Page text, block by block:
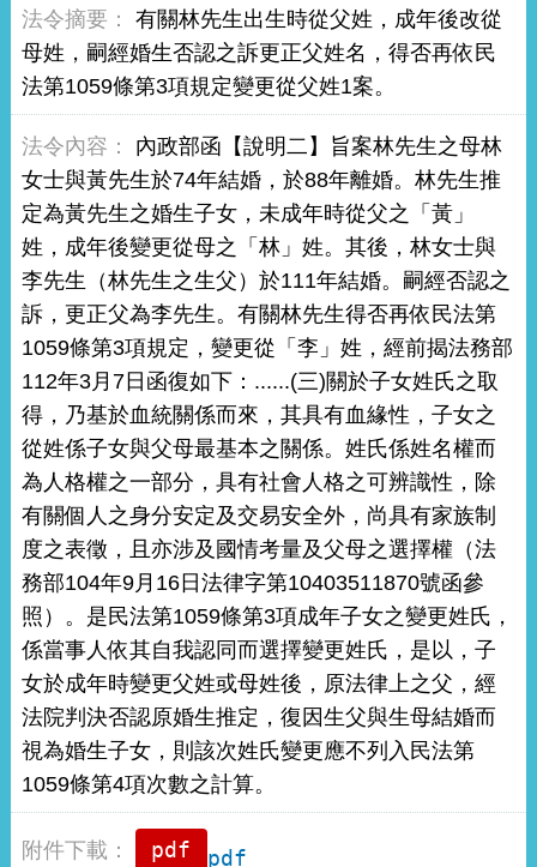
有關林先生出生時從父姓，成年後改從
母姓，嗣經婚生否認之訴更正父姓名，得否再依民
法第1059條第3項規定變更從父姓1案。
內政部函【說明二】旨案林先生之母林
女士與黃先生於74年結婚，於88年離婚。林先生推
定為黃先生之婚生子女，未成年時從父之「黃」
姓，成年後變更從母之「林」姓。其後，林女士與
李先生（林先生之生父）於111年結婚。嗣經否認之
訴，更正父為李先生。有關林先生得否再依民法第
1059條第3項規定，變更從「李」姓，經前揭法務部
112年3月7日函復如下：......(三)關於子女姓氏之取
得，乃基於血統關係而來，其具有血緣性，子女之
從姓係子女與父母最基本之關係。姓氏係姓名權而
為人格權之一部分，具有社會人格之可辨識性，除
有關個人之身分安定及交易安全外，尚具有家族制
度之表徵，且亦涉及國情考量及父母之選擇權（法
務部104年9月16日法律字第10403511870號函參
照）。是民法第1059條第3項成年子女之變更姓氏，
係當事人依其自我認同而選擇變更姓氏，是以，子
女於成年時變更父姓或母姓後，原法律上之父，經
法院判決否認原婚生推定，復因生父與生母結婚而
視為婚生子女，則該次姓氏變更應不列入民法第
1059條第4項次數之計算。
pdf